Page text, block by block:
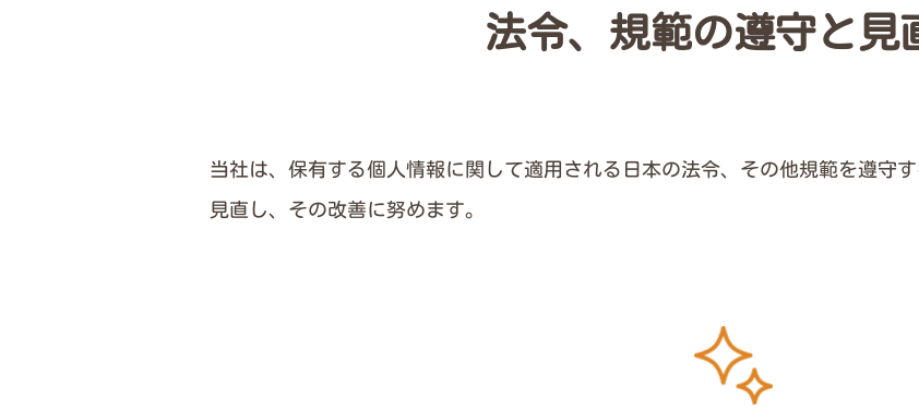
法令、規範の遵守と見
当社は、保有する個人情報に関して適用される日本の法令、その他規範を遵守
見直し、その改善に努めます。